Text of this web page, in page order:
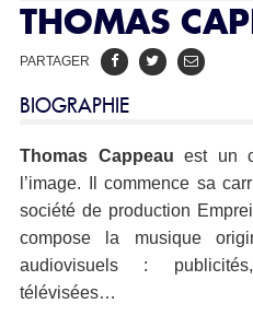
THOMAS
PARTAGER
BIOGRAPHIE
Thomas Cappeau est un
l’image. Il commence sa
société de production
compose la musique
audiovisuels :
télévisées…